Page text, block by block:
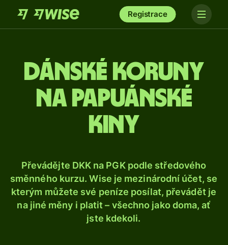
Registrace
Dánské koruny
na papuánské
kiny
Převádějte DKK na PGK podle středového
směnného kurzu. Wise je mezinárodní účet, se
kterým můžete své peníze posílat, převádět je
na jiné měny i platit – všechno jako doma, ať
jste kdekoli.